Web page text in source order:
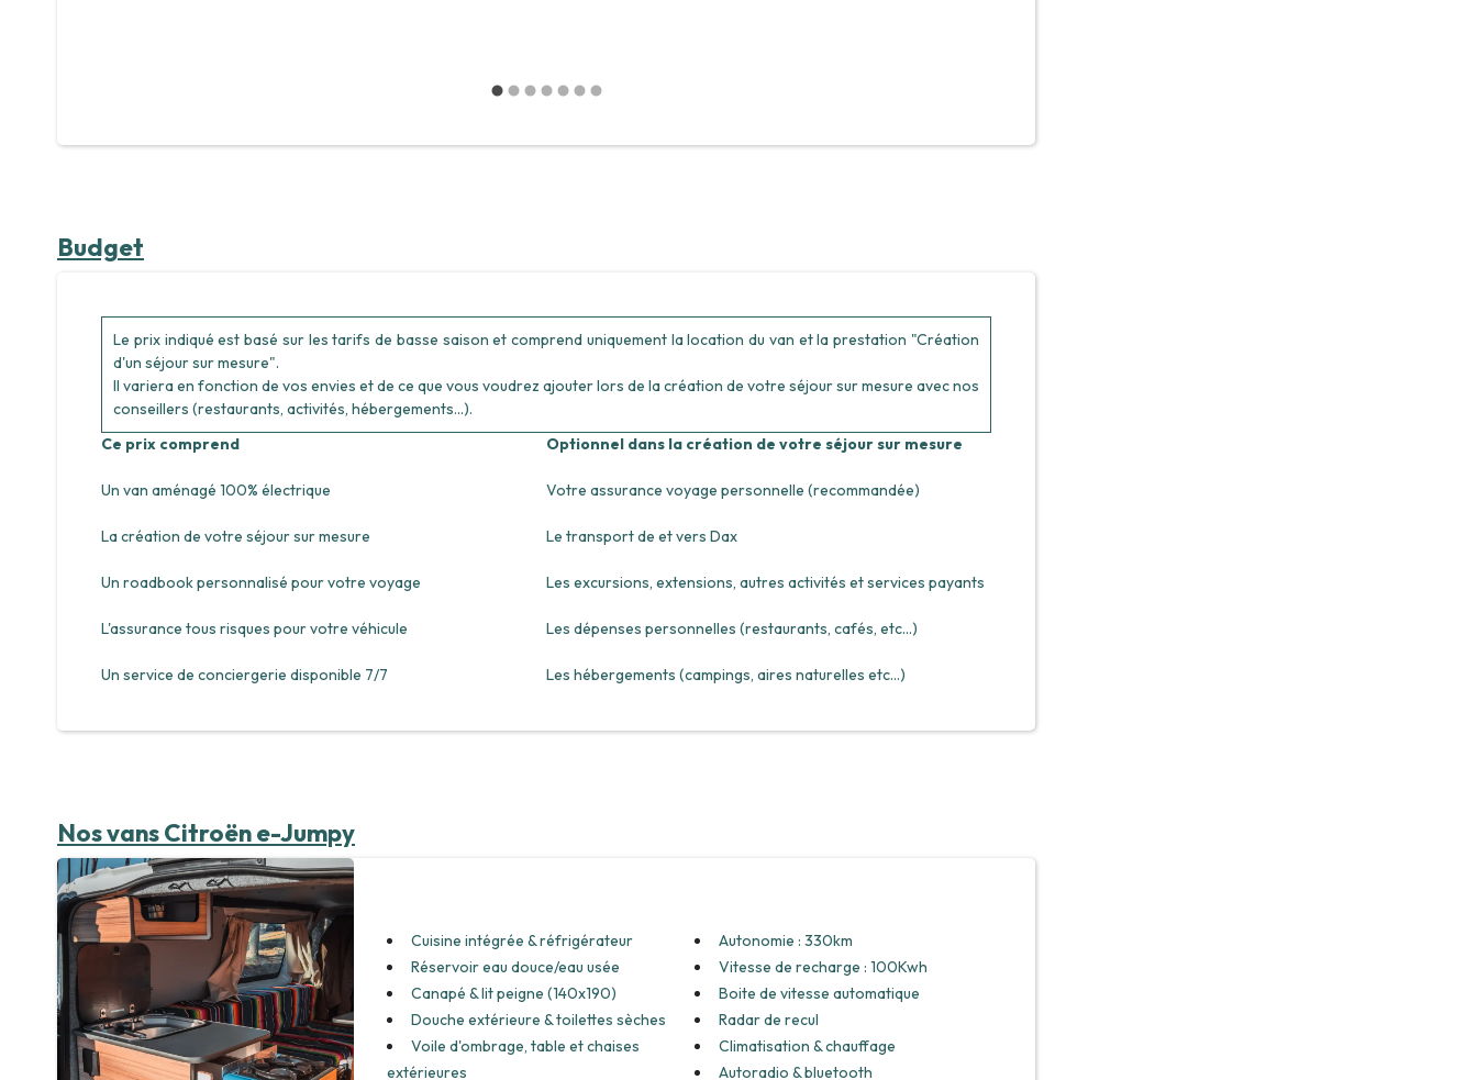
Budget
Le prix indiqué est basé sur les tarifs de basse saison et comprend uniquement la location du van et la prestation "Création
d'un séjour sur mesure".
Il variera en fonction de vos envies et de ce que vous voudrez ajouter lors de la création de votre séjour sur mesure avec nos
conseillers (restaurants, activités, hébergements...).
Ce prix comprend
Un van aménagé 100% électrique
La création de votre séjour sur mesure
Un roadbook personnalisé pour votre voyage
L'assurance tous risques pour votre véhicule
Un service de conciergerie disponible 7/7
Optionnel dans la création de votre séjour sur mesure
Votre assurance voyage personnelle (recommandée)
Le transport de et vers Dax
Les excursions, extensions, autres activités et services payants
Les dépenses personnelles (restaurants, cafés, etc...)
Les hébergements (campings, aires naturelles etc...)
Nos vans Citroën e-Jumpy
Cuisine intégrée & réfrigérateur
Réservoir eau douce/eau usée
Canapé & lit peigne (140x190)
Douche extérieure & toilettes sèches
Voile d'ombrage, table et chaises
extérieures
Autonomie : 330km
Vitesse de recharge : 100Kwh
Boite de vitesse automatique
Radar de recul
Climatisation & chauffage
Autoradio & bluetooth